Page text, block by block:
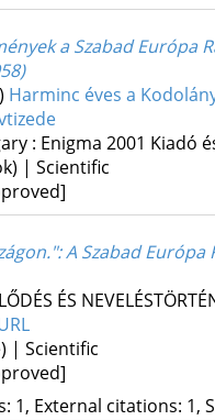
a Szabad Európa
Harminc éves a
: Enigma 2001 Kiadó
| Scientific
: A Szabad Európa
ÉS
| Scientific
1, External citations: 1,